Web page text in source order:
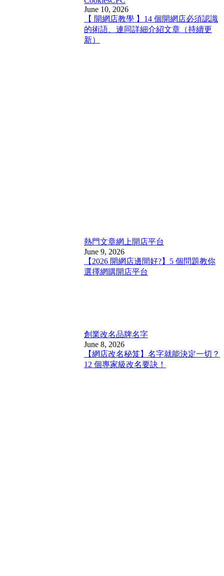
June 10, 2026
【 開網店教學 】14 個開網店必須認識
的術語、連同詳細介紹文章（持續更
新）
熱門文章網上開店平台
June 9, 2026
【2026 開網店邊間好?】5 個問題教你
選擇網購開店平台
創業改名品牌名字
June 8, 2026
【網店改名秘笈】名字就能決定一切？
12 個專家級改名要訣！